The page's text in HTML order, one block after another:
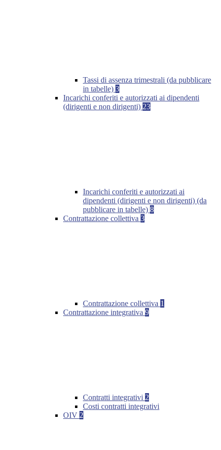
Tassi di assenza trimestrali (da pubblicare
in tabelle) 3
Incarichi conferiti e autorizzati ai dipendenti
(dirigenti e non dirigenti) 23
Incarichi conferiti e autorizzati ai
dipendenti (dirigenti e non dirigenti) (da
pubblicare in tabelle) 8
Contrattazione collettiva 3
Contrattazione collettiva 1
Contrattazione integrativa 9
Contratti integrativi 2
Costi contratti integrativi
OIV 2